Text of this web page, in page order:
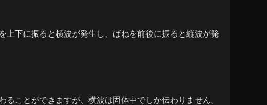
下に振ると横波が発生し、ばねを前後に振ると縦波が発
ことができますが、横波は固体中でしか伝わりません。